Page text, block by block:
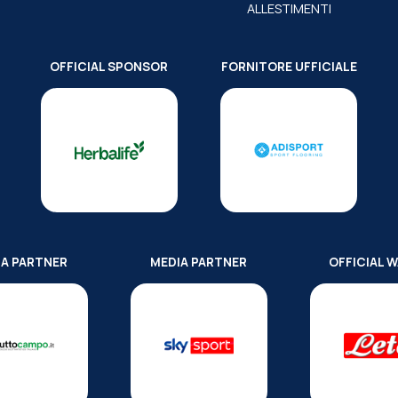
ALLESTIMENTI
OFFICIAL SPONSOR FORNITORE UFFICIALE
PARTNER MEDIA PARTNER OFFICIAL